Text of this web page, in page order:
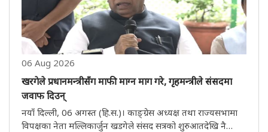
06 Aug 2026
खरगेले प्रधानमन्त्रीसँग माफी माग्न माग गरे, गृहमन्त्रीले संसदमा
जवाफ दिउन्
नयाँ दिल्ली, 06 अगस्त (हि.स.)। काङ्ग्रेस अध्यक्ष तथा राज्यसभामा
विपक्षका नेता मल्लिकार्जुन खडगेले संसद सत्रको शुरुआतदेखि नै